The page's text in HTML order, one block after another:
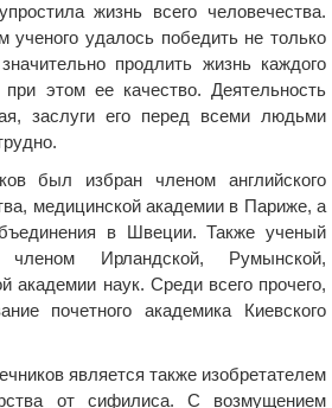
жизнь всего человечества.
ученого удалось победить не только
продлить жизнь каждого
этом ее качество. Деятельность
заслуги его перед всеми людьми
был избран членом английского
медицинской академии в Париже, а
в Швеции. Также ученый
Ирландской, Румынской,
академии наук. Среди всего прочего,
почетного академика Киевского
является также изобретателем
от сифилиса. С возмущением